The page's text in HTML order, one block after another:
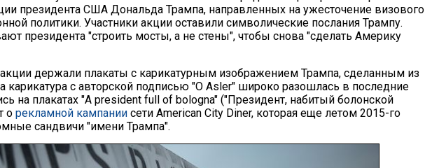
президента США Дональда Трампа, направленных на ужесточение визового
политики. Участники акции оставили символические послания Трампу.
президента "строить мосты, а не стены", чтобы снова "сделать Америку
держали плакаты с карикатурным изображением Трампа, сделанным из
карикатура с авторской подписью "O Asler" широко разошлась в последние
на плакатах "A president full of bologna" ("Президент, набитый болонской
о рекламной кампании сети American City Diner, которая еще летом 2015-го
сандвичи "имени Трампа".